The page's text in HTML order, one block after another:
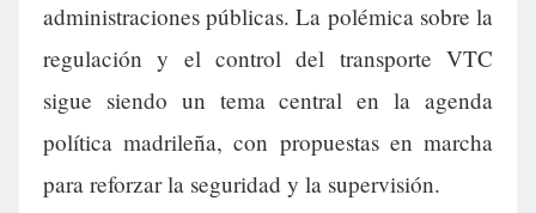
administraciones públicas. La polémica sobre la
regulación y el control del transporte VTC
sigue siendo un tema central en la agenda
política madrileña, con propuestas en marcha
para reforzar la seguridad y la supervisión.